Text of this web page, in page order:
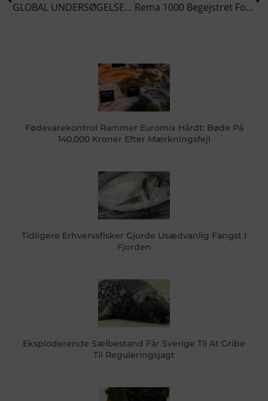
GLOBAL UNDERSØGELSE: 10 Procent Af Fisken Smides Overbord
Rema 1000 Begejstret For Laks Fra Hirtshals-Virksomhed
Fødevarekontrol Rammer Euromix Hårdt: Bøde På
140.000 Kroner Efter Mærkningsfejl
Tidligere Erhvervsfisker Gjorde Usædvanlig Fangst I
Fjorden
Eksploderende Sælbestand Får Sverige Til At Gribe
Til Reguleringsjagt